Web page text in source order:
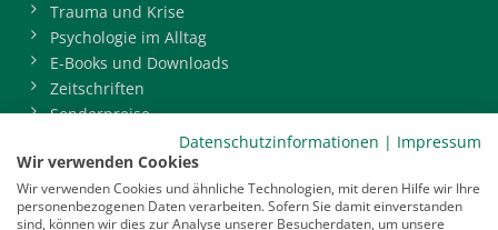
Trauma und Krise
Psychologie im Alltag
E-Books und Downloads
Zeitschriften
Sonderpreise
BDP-Mitgliederbereich
Service
Newsletter
Datenschutzinformationen | Impressum
Wir verwenden Cookies
Wir verwenden Cookies und ähnliche Technologien, mit deren Hilfe wir Ihre
personenbezogenen Daten verarbeiten. Sofern Sie damit einverstanden
sind, können wir dies zur Analyse unserer Besucherdaten, um unsere